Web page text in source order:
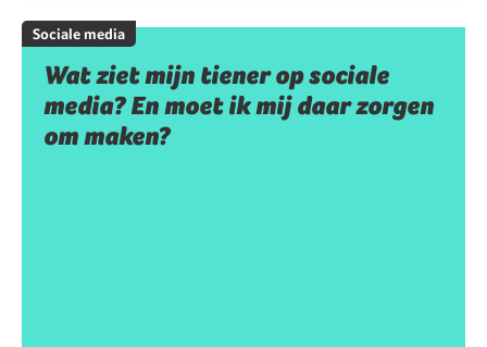
Sociale media
Wat ziet mijn tiener op sociale
media? En moet ik mij daar zorgen
om maken?